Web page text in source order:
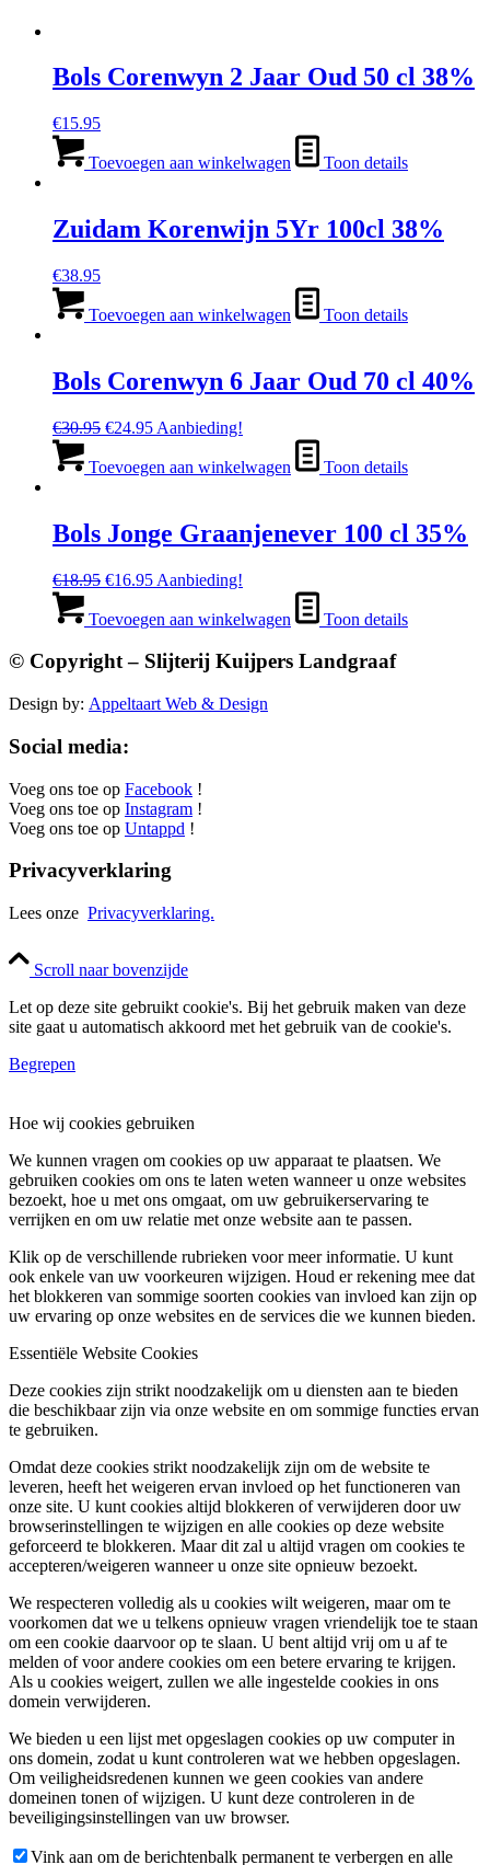
Bols Corenwyn 2 Jaar Oud 50 cl 38%
€15.95
Toevoegen aan winkelwagen Toon details
Zuidam Korenwijn 5Yr 100cl 38%
€38.95
Toevoegen aan winkelwagen Toon details
Bols Corenwyn 6 Jaar Oud 70 cl 40%
€30.95 Oorspronkelijke
was:
€24.95Huidige
is:
Aanbieding!
Toevoegen aan winkelwagen Toon details
Bols Jonge Graanjenever 100 cl 35%
€18.95 Oorspronkelijke
was:
€16.95Huidige
is:
Aanbieding!
Toevoegen aan winkelwagen Toon details
© Copyright – Slijterij Kuijpers Landgraaf
Design by: Appeltaart Web & Design
Social media:
Voeg ons toe op Facebook !
Voeg ons toe op Instagram !
Voeg ons toe op Untappd !
Privacyverklaring
Lees onze Privacyverklaring.
Scroll naar bovenzijde
Let op deze site gebruikt cookie's. Bij het gebruik maken van deze
site gaat u automatisch akkoord met het gebruik van de cookie's.
Begrepen
Hoe wij cookies gebruiken
We kunnen vragen om cookies op uw apparaat te plaatsen. We
gebruiken cookies om ons te laten weten wanneer u onze websites
bezoekt, hoe u met ons omgaat, om uw gebruikerservaring te
verrijken en om uw relatie met onze website aan te passen.
Klik op de verschillende rubrieken voor meer informatie. U kunt
ook enkele van uw voorkeuren wijzigen. Houd er rekening mee dat
het blokkeren van sommige soorten cookies van invloed kan zijn op
uw ervaring op onze websites en de services die we kunnen bieden.
Essentiële Website Cookies
Deze cookies zijn strikt noodzakelijk om u diensten aan te bieden
die beschikbaar zijn via onze website en om sommige functies ervan
te gebruiken.
Omdat deze cookies strikt noodzakelijk zijn om de website te
leveren, heeft het weigeren ervan invloed op het functioneren van
onze site. U kunt cookies altijd blokkeren of verwijderen door uw
browserinstellingen te wijzigen en alle cookies op deze website
geforceerd te blokkeren. Maar dit zal u altijd vragen om cookies te
accepteren/weigeren wanneer u onze site opnieuw bezoekt.
We respecteren volledig als u cookies wilt weigeren, maar om te
voorkomen dat we u telkens opnieuw vragen vriendelijk toe te staan
om een cookie daarvoor op te slaan. U bent altijd vrij om u af te
melden of voor andere cookies om een betere ervaring te krijgen.
Als u cookies weigert, zullen we alle ingestelde cookies in ons
domein verwijderen.
We bieden u een lijst met opgeslagen cookies op uw computer in
ons domein, zodat u kunt controleren wat we hebben opgeslagen.
Om veiligheidsredenen kunnen we geen cookies van andere
domeinen tonen of wijzigen. U kunt deze controleren in de
beveiligingsinstellingen van uw browser.
Vink aan om de berichtenbalk permanent te verbergen en alle